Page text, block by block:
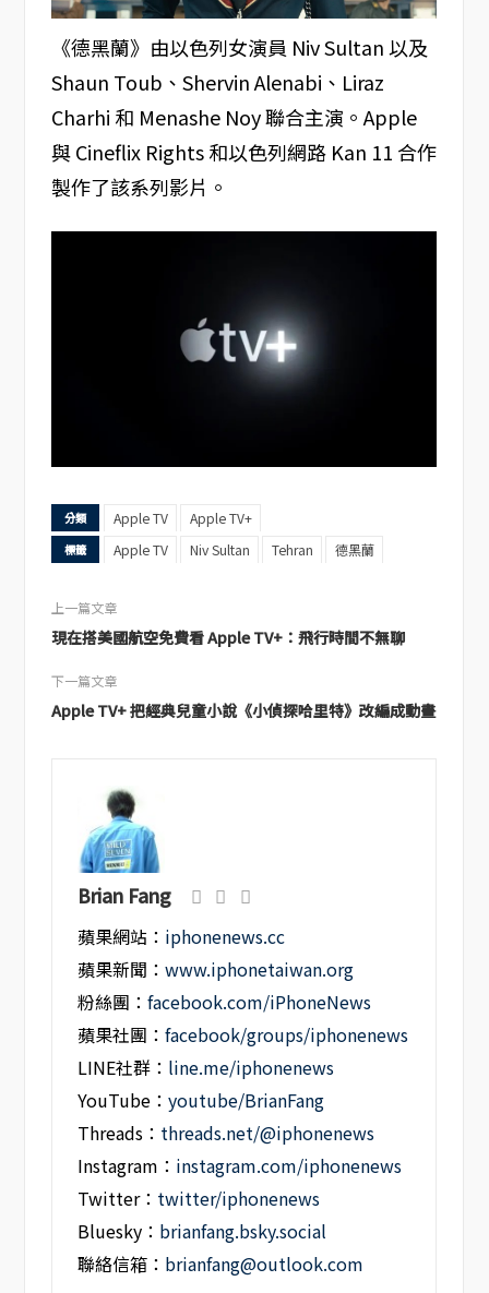
《德黑蘭》由以色列女演員 Niv Sultan 以及
Shaun Toub、Shervin Alenabi、Liraz
Charhi 和 Menashe Noy 聯合主演。Apple
與 Cineflix Rights 和以色列網路 Kan 11 合作
製作了該系列影片。
分類 Apple TV Apple TV+
標籤 Apple TV Niv Sultan Tehran 德黑蘭
上一篇文章
現在搭美國航空免費看 Apple TV+：飛行時間不無聊
下一篇文章
Apple TV+ 把經典兒童小說《小偵探哈里特》改編成動畫
Brian Fang
蘋果網站： iphonenews.cc
蘋果新聞：www.iphonetaiwan.org
粉絲團：facebook.com/iPhoneNews
蘋果社團：facebook/groups/iphonenews
LINE社群： line.me/iphonenews
YouTube：youtube/BrianFang
Threads： threads.net/@iphonenews
Instagram： instagram.com/iphonenews
Twitter： twitter/iphonenews
Bluesky： brianfang.bsky.social
聯絡信箱： brianfang@outlook.com